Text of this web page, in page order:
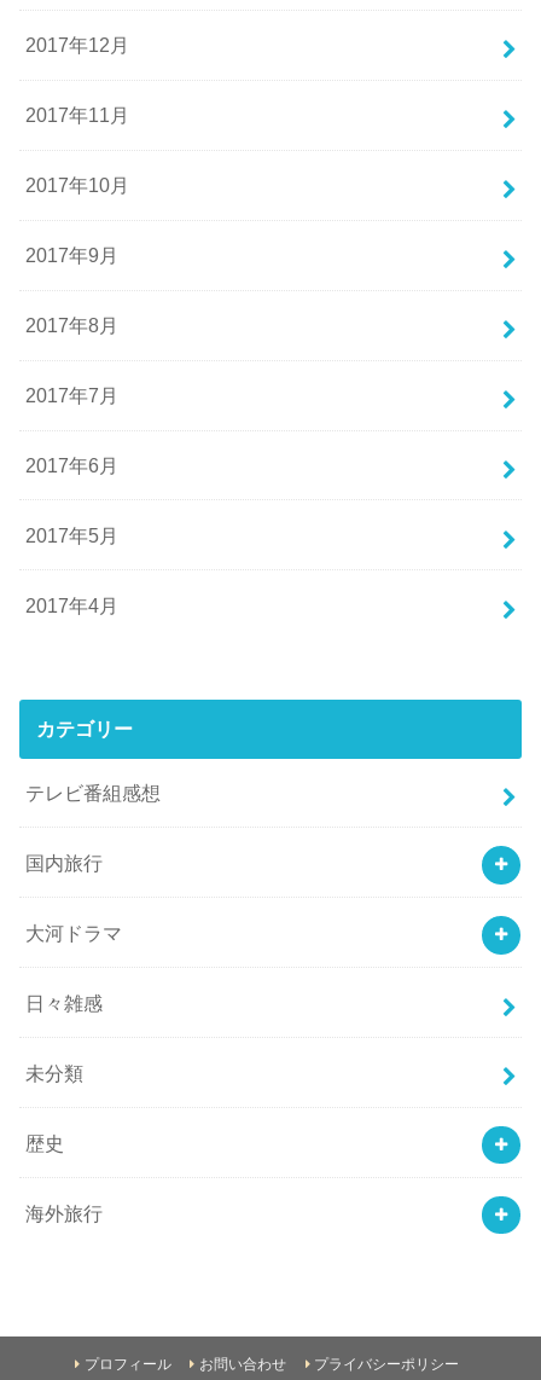
2017年12月
2017年11月
2017年10月
2017年9月
2017年8月
2017年7月
2017年6月
2017年5月
2017年4月
カテゴリー
テレビ番組感想
国内旅行
大河ドラマ
日々雑感
未分類
歴史
海外旅行
プロフィール お問い合わせ プライバシーポリシー